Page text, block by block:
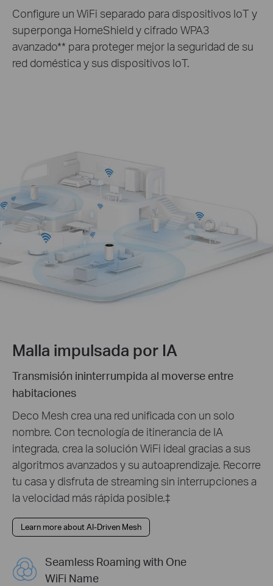
Configure un WiFi separado para dispositivos IoT y
superponga HomeShield y cifrado WPA3
avanzado** para proteger mejor la seguridad de su
red doméstica y sus dispositivos IoT.
Malla impulsada por IA
Transmisión ininterrumpida al moverse entre
habitaciones
Deco Mesh crea una red unificada con un solo
nombre. Con tecnología de itinerancia de IA
integrada, crea la solución WiFi ideal gracias a sus
algoritmos avanzados y su autoaprendizaje. Recorre
tu casa y disfruta de streaming sin interrupciones a
la velocidad más rápida posible.‡
Learn more about AI-Driven Mesh
Seamless Roaming with One
WiFi Name